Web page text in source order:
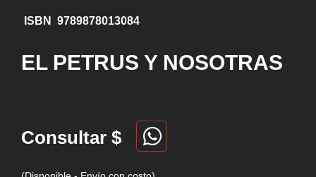
ISBN 9789878013084
EL PETRUS Y NOSOTRAS
Consultar $